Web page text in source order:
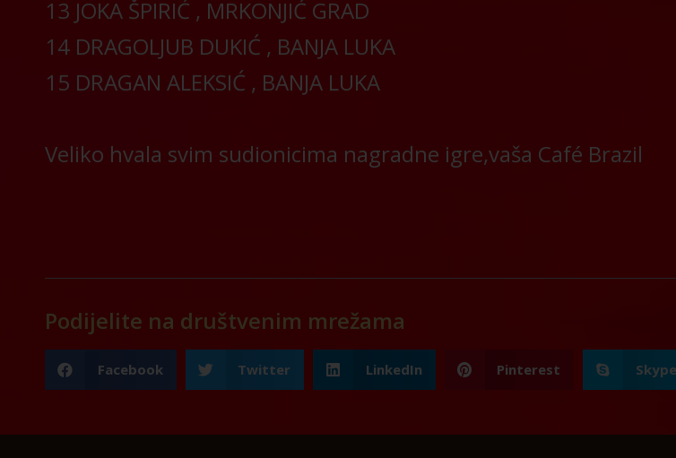
13 JOKA ŠPIRIĆ , MRKONJIĆ GRAD
14 DRAGOLJUB DUKIĆ , BANJA LUKA
15 DRAGAN ALEKSIĆ , BANJA LUKA
Veliko hvala svim sudionicima nagradne igre,vaša Café Brazil
Podijelite na društvenim mrežama
Facebook Twitter LinkedIn Pinterest Skype